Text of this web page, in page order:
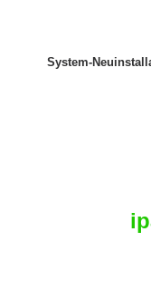
System-